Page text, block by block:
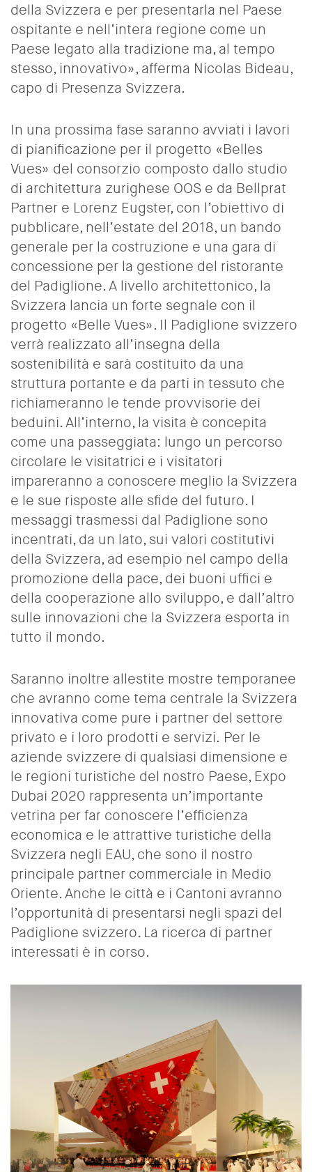
della Svizzera e per presentarla nel Paese
ospitante e nell’intera regione come un
Paese legato alla tradizione ma, al tempo
stesso, innovativo», afferma Nicolas Bideau,
capo di Presenza Svizzera.
In una prossima fase saranno avviati i lavori
di pianificazione per il progetto «Belles
Vues» del consorzio composto dallo studio
di architettura zurighese OOS e da Bellprat
Partner e Lorenz Eugster, con l’obiettivo di
pubblicare, nell’estate del 2018, un bando
generale per la costruzione e una gara di
concessione per la gestione del ristorante
del Padiglione. A livello architettonico, la
Svizzera lancia un forte segnale con il
progetto «Belle Vues». Il Padiglione svizzero
verrà realizzato all’insegna della
sostenibilità e sarà costituito da una
struttura portante e da parti in tessuto che
richiameranno le tende provvisorie dei
beduini. All’interno, la visita è concepita
come una passeggiata: lungo un percorso
circolare le visitatrici e i visitatori
impareranno a conoscere meglio la Svizzera
e le sue risposte alle sfide del futuro. I
messaggi trasmessi dal Padiglione sono
incentrati, da un lato, sui valori costitutivi
della Svizzera, ad esempio nel campo della
promozione della pace, dei buoni uffici e
della cooperazione allo sviluppo, e dall’altro
sulle innovazioni che la Svizzera esporta in
tutto il mondo.
Saranno inoltre allestite mostre temporanee
che avranno come tema centrale la Svizzera
innovativa come pure i partner del settore
privato e i loro prodotti e servizi. Per le
aziende svizzere di qualsiasi dimensione e
le regioni turistiche del nostro Paese, Expo
Dubai 2020 rappresenta un’importante
vetrina per far conoscere l’efficienza
economica e le attrattive turistiche della
Svizzera negli EAU, che sono il nostro
principale partner commerciale in Medio
Oriente. Anche le città e i Cantoni avranno
l’opportunità di presentarsi negli spazi del
Padiglione svizzero. La ricerca di partner
interessati è in corso.